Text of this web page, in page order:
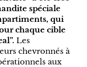
spéciale
s, qui
chaque cible
Les
chevronnés à
aux